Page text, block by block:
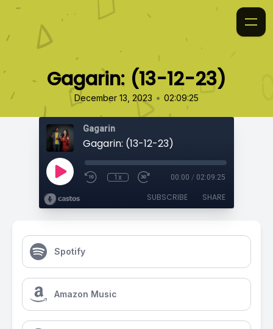
Gagarin: (13-12-23)
December 13, 2023 • 02:09:25
Gagarin
Gagarin: (13-12-23)
1x 00:00 / 02:09:25
SUBSCRIBE SHARE
Spotify
Amazon Music